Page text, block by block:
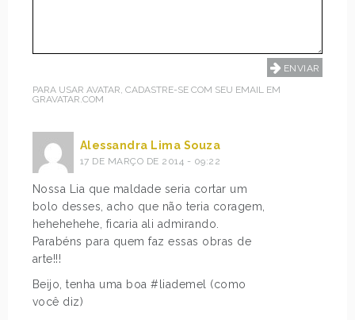
PARA USAR AVATAR, CADASTRE-SE COM SEU EMAIL EM
GRAVATAR.COM
Alessandra Lima Souza
17 DE MARÇO DE 2014 - 09:22
Nossa Lia que maldade seria cortar um
bolo desses, acho que não teria coragem,
hehehehehe, ficaria ali admirando.
Parabéns para quem faz essas obras de
arte!!!
Beijo, tenha uma boa #liademel (como
você diz)